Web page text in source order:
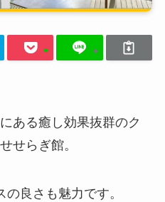
ある癒し効果抜群のク
せらぎ館。
良さも魅力です。